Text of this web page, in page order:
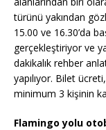
türünü yakından
15.00 ve 16.30’da
gerçekleştiriyor ve
dakikalık rehber
yapılıyor. Bilet
minimum 3 kişinin
Flamingo yolu